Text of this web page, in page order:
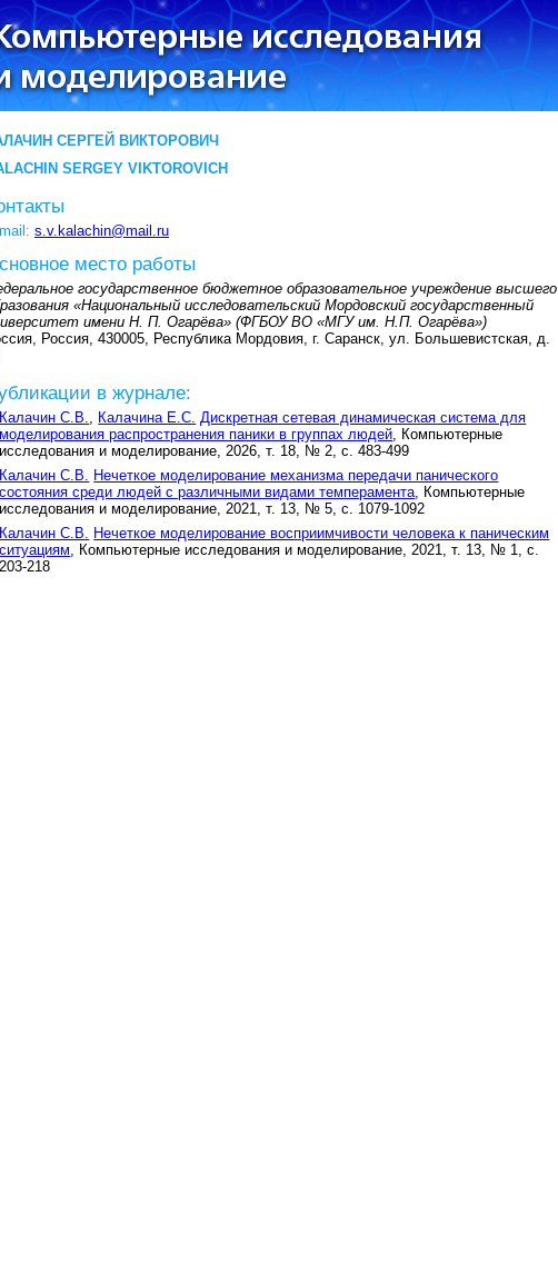
СЕРГЕЙ ВИКТОРОВИЧ
SERGEY VIKTOROVICH
s.v.kalachin@mail.ru
место работы
государственное бюджетное образовательное учреждение высшего
«Национальный исследовательский Мордовский государственный
имени Н. П. Огарёва» (ФГБОУ ВО «МГУ им. Н.П. Огарёва»)
Россия, 430005, Республика Мордовия, г. Саранск, ул. Большевистская, д.
в журнале:
Калачин С.В., Калачина Е.С. Дискретная сетевая динамическая система для
моделирования распространения паники в группах людей, Компьютерные
исследования и моделирование, 2026, т. 18, № 2, с. 483-499
Калачин С.В.
Нечеткое моделирование механизма передачи панического
состояния среди людей с различными видами темперамента , Компьютерные
исследования и моделирование, 2021, т. 13, № 5, с. 1079-1092
Калачин С.В.
Нечеткое моделирование восприимчивости человека к паническим
ситуациям , Компьютерные исследования и моделирование, 2021, т. 13, № 1, с.
203-218